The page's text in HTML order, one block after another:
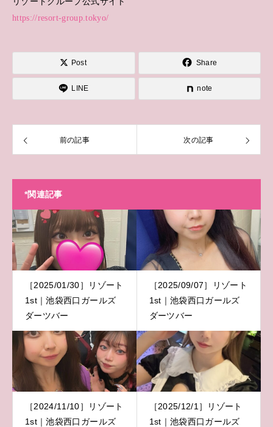
https://resort-group.tokyo/
Post Share
LINE note
前の記事 次の記事
*関連記事
［2025/01/30］リゾート
1st｜池袋西口ガールズ
ダーツバー
［2025/09/07］リゾート
1st｜池袋西口ガールズ
ダーツバー
［2024/11/10］リゾート
1st｜池袋西口ガールズ
［2025/12/1］リゾート
1st｜池袋西口ガールズ